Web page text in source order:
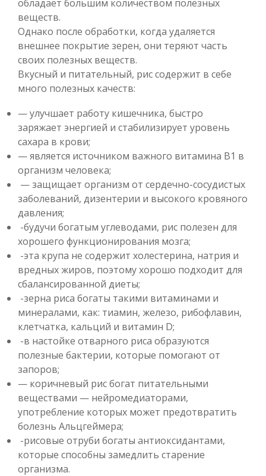
обладает большим количеством полезных
веществ.
Однако после обработки, когда удаляется
внешнее покрытие зерен, они теряют часть
своих полезных веществ.
Вкусный и питательный, рис содержит в себе
много полезных качеств:
— улучшает работу кишечника, быстро
заряжает энергией и стабилизирует уровень
сахара в крови;
— является источником важного витамина В1 в
организм человека;
— защищает организм от сердечно-сосудистых
заболеваний, дизентерии и высокого кровяного
давления;
-будучи богатым углеводами, рис полезен для
хорошего функционирования мозга;
-эта крупа не содержит холестерина, натрия и
вредных жиров, поэтому хорошо подходит для
сбалансированной диеты;
-зерна риса богаты такими витаминами и
минералами, как: тиамин, железо, рибофлавин,
клетчатка, кальций и витамин D;
-в настойке отварного риса образуются
полезные бактерии, которые помогают от
запоров;
— коричневый рис богат питательными
веществами — нейромедиаторами,
употребление которых может предотвратить
болезнь Альцгеймера;
-рисовые отруби богаты антиоксидантами,
которые способны замедлить старение
организма.